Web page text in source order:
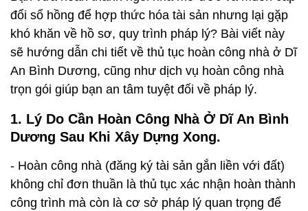
đổi sổ hồng để hợp thức hóa tài sản nhưng lại gặp
khó khăn về hồ sơ, quy trình pháp lý? Bài viết này
sẽ hướng dẫn chi tiết về thủ tục hoàn công nhà ở Dĩ
An Bình Dương, cũng như dịch vụ hoàn công nhà
trọn gói giúp bạn an tâm tuyệt đối về pháp lý.
1. Lý Do Cần Hoàn Công Nhà Ở Dĩ An Bình
Dương Sau Khi Xây Dựng Xong.
- Hoàn công nhà (đăng ký tài sản gắn liền với đất)
không chỉ đơn thuần là thủ tục xác nhận hoàn thành
công trình mà còn là cơ sở pháp lý quan trọng để